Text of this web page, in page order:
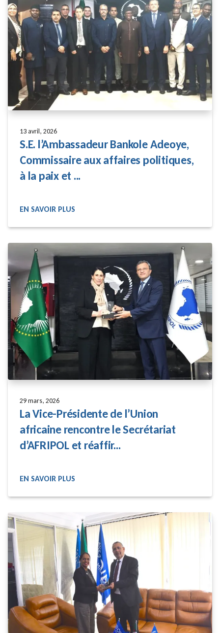
13 avril, 2026
S.E. l’Ambassadeur Bankole Adeoye,
Commissaire aux affaires politiques,
à la paix et ...
READ MORE
EN SAVOIR PLUS
29 mars, 2026
La Vice-Présidente de l’Union
africaine rencontre le Secrétariat
d’AFRIPOL et réaffir...
READ MORE
EN SAVOIR PLUS